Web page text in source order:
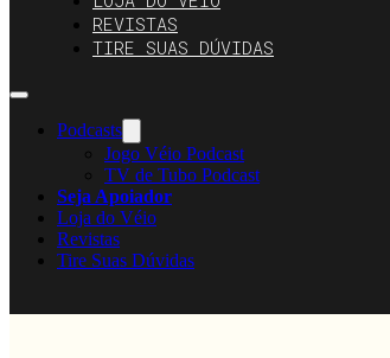
REVISTAS
TIRE SUAS DÚVIDAS
Podcasts
Jogo Véio Podcast
TV de Tubo Podcast
Seja Apoiador
Loja do Véio
Revistas
Tire Suas Dúvidas